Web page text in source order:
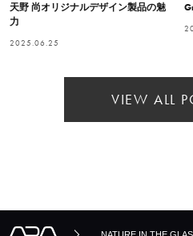
天野 尚オリジナルデザイン製品の魅
力
2025.06.25
VIEW ALL